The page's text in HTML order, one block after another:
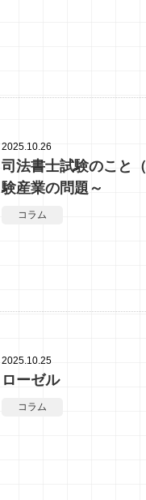
2025.10.26
司法書士試験のこと
験産業の問題～
コラム
2025.10.25
ローゼル
コラム